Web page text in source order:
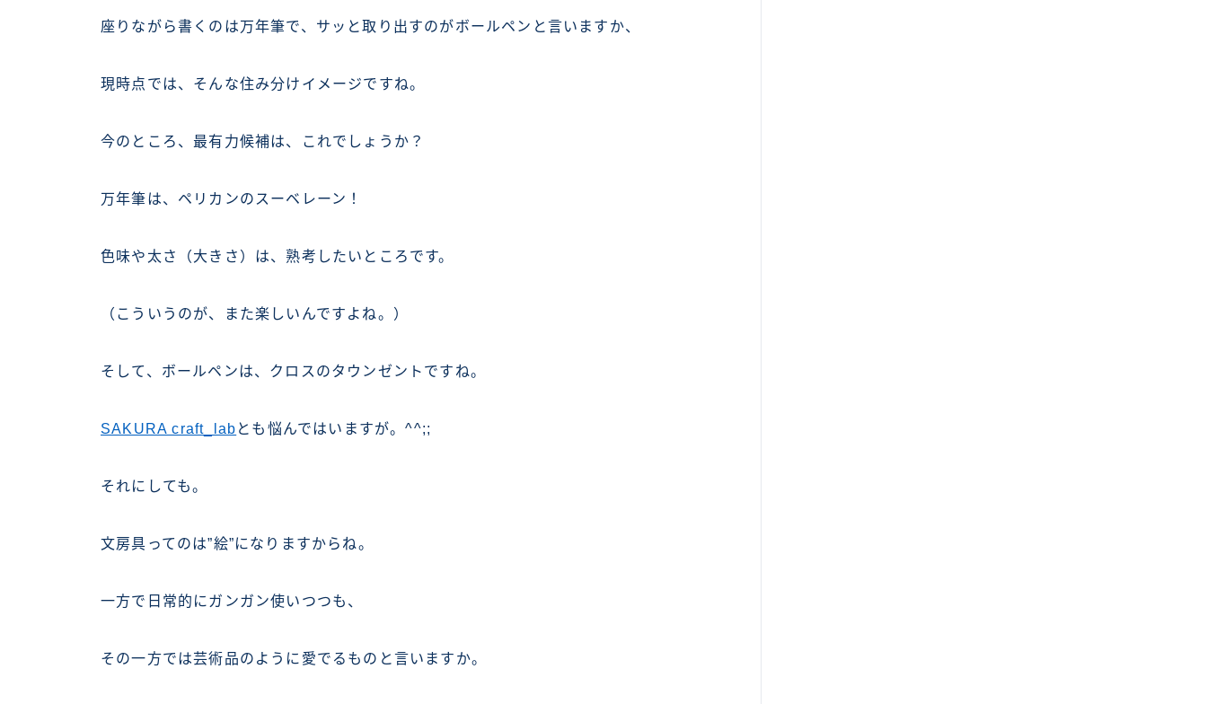
座りながら書くのは万年筆で、サッと取り出すのがボールペンと言いますか、
現時点では、そんな住み分けイメージですね。
今のところ、最有力候補は、これでしょうか？
万年筆は、ペリカンのスーベレーン！
色味や太さ（大きさ）は、熟考したいところです。
（こういうのが、また楽しいんですよね。）
そして、ボールペンは、クロスのタウンゼントですね。
SAKURA craft_lab とも悩んではいますが。^^;;
それにしても。
文房具ってのは”絵”になりますからね。
一方で日常的にガンガン使いつつも、
その一方では芸術品のように愛でるものと言いますか。